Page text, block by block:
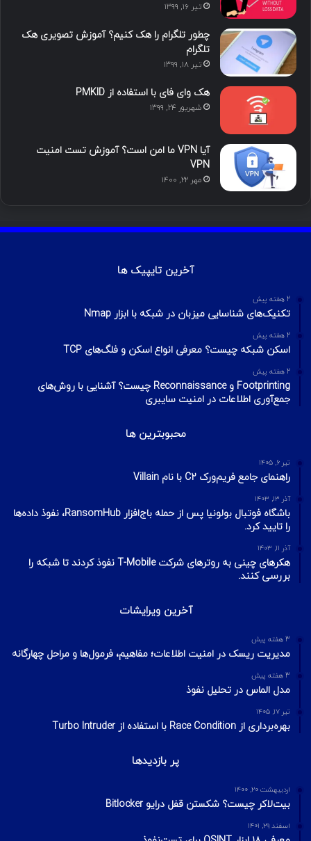
تیر ۱۶, ۱۳۹۹
چطور تلگرام را هک کنیم؟ آموزش تصویری هک
تلگرام
تیر ۱۸, ۱۳۹۹
هک وای فای با استفاده از PMKID
شهریور ۲۴, ۱۳۹۹
آیا VPN ما امن است؟ آموزش تست امنیت
VPN
مهر ۲۲, ۱۴۰۰
آخرین تایپیک ها
2 هفته پیش
تکنیک‌های شناسایی میزبان در شبکه با ابزار Nmap
2 هفته پیش
اسکن شبکه چیست؟ معرفی انواع اسکن و فلگ‌های TCP
2 هفته پیش
Footprinting و Reconnaissance چیست؟ آشنایی با روش‌های
جمع‌آوری اطلاعات در امنیت سایبری
محبوبترین ها
تیر ۶, ۱۴۰۵
راهنمای جامع فریم‌ورک C2 با نام Villain
آذر ۱۳, ۱۴۰۳
باشگاه فوتبال بولونیا پس از حمله باج‌افزار RansomHub، نفوذ داده‌ها
را تایید کرد.
آذر ۱۱, ۱۴۰۳
هکرهای چینی به روترهای شرکت T-Mobile نفوذ کردند تا شبکه را
بررسی کنند.
آخرین ویرایشات
3 هفته پیش
مدیریت ریسک در امنیت اطلاعات؛ مفاهیم، فرمول‌ها و مراحل چهارگانه
3 هفته پیش
مدل الماس در تحلیل نفوذ
تیر ۱۷, ۱۴۰۵
بهره‌برداری از Race Condition با استفاده از Turbo Intruder
پر بازدیدها
اردیبهشت ۲۰, ۱۴۰۰
بیت‌لاکر چیست؟ شکستن قفل درایو Bitlocker
اسفند ۲۹, ۱۴۰۱